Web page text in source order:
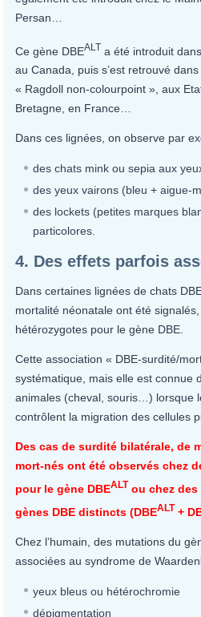
Persan…
Ce gène DBEALT a été introduit
au Canada, puis s’est retrouvé
« Ragdoll non-colourpoint », aux
Bretagne, en France…
Dans ces lignées, on observe par
des chats mink ou sepia aux
des yeux vairons (bleu + aigue-
des lockets (petites marques
particolores.
4. Des effets parfois
Dans certaines lignées de chats
mortalité néonatale ont été
hétérozygotes pour le gène DBE.
Cette association « DBE-surdité/
systématique, mais elle est connue
animales (cheval, souris…) lorsque
contrôlent la migration des cellules
Des cas de surdité bilatérale, de
mort-nés ont été observés chez
pour le gène DBEALT ou chez
gènes DBE distincts (DBEALT +
Chez l’humain, des mutations du
associées au syndrome de
yeux bleus ou hétérochromie
dépigmentation